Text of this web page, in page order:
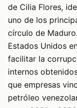
de Cilia Flores,
uno de los
círculo de
Estados Unidos
facilitar la
internos
que empresas
petróleo